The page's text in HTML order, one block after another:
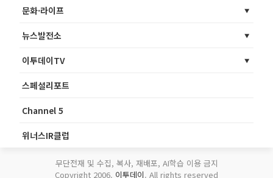
문화·라이프
뉴스발전소
이투데이TV
스페셜리포트
Channel 5
위너스IR클럽
무단전재 및 수집, 복사, 재배포, AI학습 이용 금지
Copyright 2006. 이투데이. All rights reserved